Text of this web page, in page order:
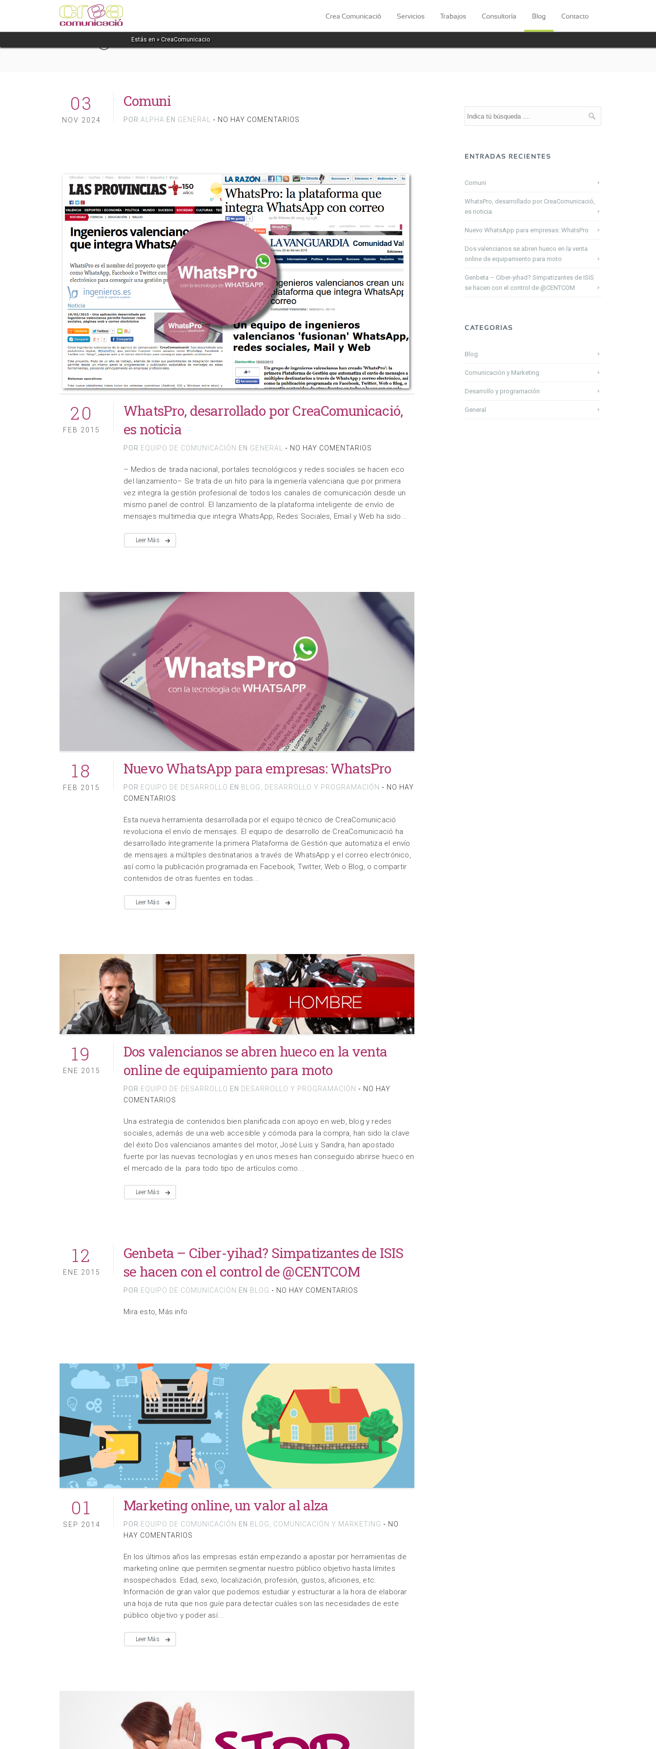
Crea Comunicació Servicios Trabajos Consultoría Blog Contacto
Estás en » CreaComunicacio
Blog
03
NOV 2024
Comuni
POR ALPHA EN GENERAL - NO HAY COMENTARIOS
20
FEB 2015
WhatsPro, desarrollado por CreaComunicació,
es noticia
POR EQUIPO DE COMUNICACIÓN EN GENERAL - NO HAY COMENTARIOS
– Medios de tirada nacional, portales tecnológicos y redes sociales se hacen eco
del lanzamiento– Se trata de un hito para la ingeniería valenciana que por primera
vez integra la gestión profesional de todos los canales de comunicación desde un
mismo panel de control. El lanzamiento de la plataforma inteligente de envío de
mensajes multimedia que integra WhatsApp, Redes Sociales, Email y Web ha sido...
Leer Más
18
FEB 2015
Nuevo WhatsApp para empresas: WhatsPro
POR EQUIPO DE DESARROLLO EN BLOG DESARROLLO Y PROGRAMACIÓN - NO HAY
COMENTARIOS
Esta nueva herramienta desarrollada por el equipo técnico de CreaComunicació
revoluciona el envío de mensajes. El equipo de desarrollo de CreaComunicació ha
desarrollado íntegramente la primera Plataforma de Gestión que automatiza el envío
de mensajes a múltiples destinatarios a través de WhatsApp y el correo electrónico,
así como la publicación programada en Facebook, Twitter, Web o Blog, o compartir
contenidos de otras fuentes en todas...
Leer Más
19
ENE 2015
Dos valencianos se abren hueco en la venta
online de equipamiento para moto
POR EQUIPO DE DESARROLLO EN DESARROLLO Y PROGRAMACIÓN - NO HAY
COMENTARIOS
Una estrategia de contenidos bien planificada con apoyo en web, blog y redes
sociales, además de una web accesible y cómoda para la compra, han sido la clave
del éxito Dos valencianos amantes del motor, José Luis y Sandra, han apostado
fuerte por las nuevas tecnologías y en unos meses han conseguido abrirse hueco en
el mercado de la para todo tipo de artículos como...
Leer Más
12
ENE 2015
Genbeta – Ciber-yihad? Simpatizantes de ISIS
se hacen con el control de @CENTCOM
POR EQUIPO DE COMUNICACIÓN EN BLOG - NO HAY COMENTARIOS
Mira esto, Más info
01
SEP 2014
Marketing online, un valor al alza
POR EQUIPO DE COMUNICACIÓN EN BLOG COMUNICACIÓN Y MARKETING - NO
HAY COMENTARIOS
En los últimos años las empresas están empezando a apostar por herramientas de
marketing online que permiten segmentar nuestro público objetivo hasta límites
insospechados. Edad, sexo, localización, profesión, gustos, aficiones, etc.
Información de gran valor que podemos estudiar y estructurar a la hora de elaborar
una hoja de ruta que nos guíe para detectar cuáles son las necesidades de este
público objetivo y poder así...
Leer Más
ENTRADAS RECIENTES
Comuni
WhatsPro, desarrollado por CreaComunicació,
es noticia
Nuevo WhatsApp para empresas: WhatsPro
Dos valencianos se abren hueco en la venta
online de equipamiento para moto
Genbeta – Ciber-yihad? Simpatizantes de ISIS
se hacen con el control de @CENTCOM
CATEGORÍAS
Blog
Comunicación y Marketing
Desarrollo y programación
General